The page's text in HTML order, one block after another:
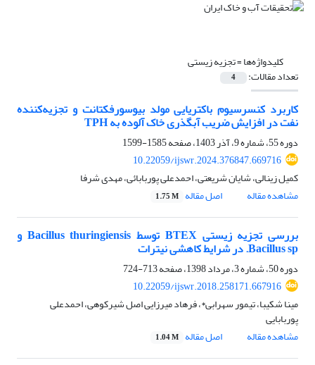
کلیدواژه‌ها =تجزیه زیستی
تعداد مقالات: 4
کاربرد کنسرسیوم باکتریایی مولد بیوسورفکتانت و تجزیه‌کننده
نفت در افزایش ضریب آبگذری خاک آلوده به TPH
دوره 55، شماره 9، آذر 1403، صفحه
1585-1599
10.22059/ijswr.2024.376847.669716
کمیل زینالی، شایان شریعتی، احمدعلی پوربابائی، مهدی شرفا
مشاهده مقاله
اصل مقاله 1.75 M
بررسی تجزیه زیستی BTEX توسط Bacillus thuringiensis و
Bacillus sp. در شرایط کاهشی نیترات
دوره 50، شماره 3، مرداد 1398، صفحه
713-724
10.22059/ijswr.2018.258171.667916
مینا شکیبا، تیمور سهرابی*، فرهاد میرزایی اصل شیرکوهی، احمدعلی
پوربابایی
مشاهده مقاله
اصل مقاله 1.04 M